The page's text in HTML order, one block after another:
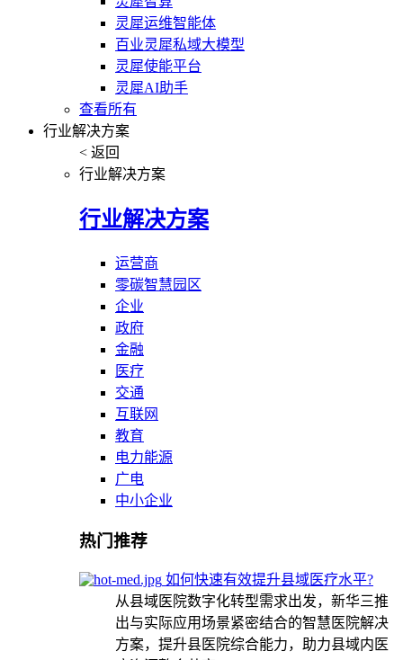
灵犀运维智能体
百业灵犀私域大模型
灵犀使能平台
灵犀AI助手
查看所有
行业解决方案
< 返回
行业解决方案
行业解决方案
运营商
零碳智慧园区
企业
政府
金融
医疗
交通
互联网
教育
电力能源
广电
中小企业
热门推荐
如何快速有效提升县域医疗水平?
从县域医院数字化转型需求出发，新华三推
出与实际应用场景紧密结合的智慧医院解决
方案，提升县医院综合能力，助力县域内医